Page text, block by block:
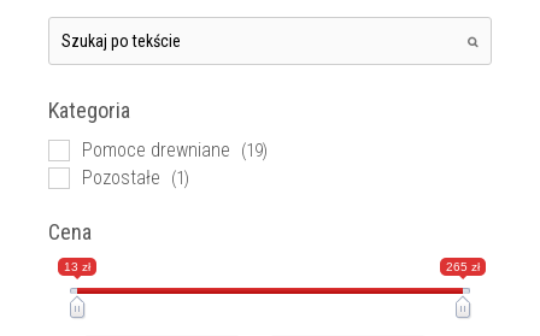
Kategoria
Pomoce drewniane (19)
Pozostałe (1)
Cena
13 zł 265 zł